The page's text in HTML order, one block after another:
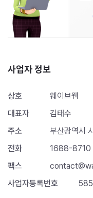
사업자 정보
상호
웨이브웹
대표자
김태수
주소
부산광역시
전화
1688-8710
팩스
사업자등록번호